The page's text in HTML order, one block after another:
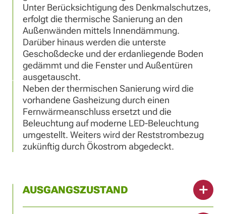
Unter Berücksichtigung des Denkmalschutzes,
erfolgt die thermische Sanierung an den
Außenwänden mittels Innendämmung.
Darüber hinaus werden die unterste
Geschoßdecke und der erdanliegende Boden
gedämmt und die Fenster und Außentüren
ausgetauscht.
Neben der thermischen Sanierung wird die
vorhandene Gasheizung durch einen
Fernwärmeanschluss ersetzt und die
Beleuchtung auf moderne LED-Beleuchtung
umgestellt. Weiters wird der Reststrombezug
zukünftig durch Ökostrom abgedeckt.
AUSGANGSZUSTAND